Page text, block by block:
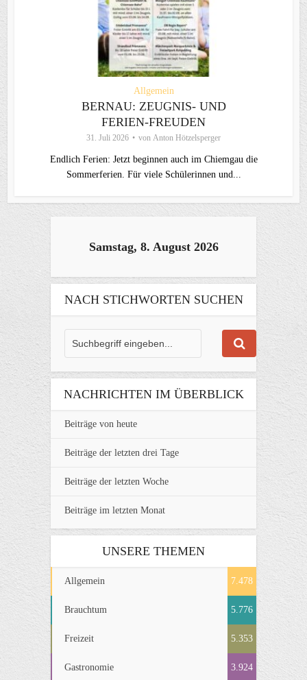
Allgemein
BERNAU: ZEUGNIS- UND
FERIEN-FREUDEN
31. Juli 2026 von Anton Hötzelsperger
Endlich Ferien: Jetzt beginnen auch im Chiemgau die
Sommerferien. Für viele Schülerinnen und...
Samstag, 8. August 2026
NACH STICHWORTEN SUCHEN
NACHRICHTEN IM ÜBERBLICK
Beiträge von heute
Beiträge der letzten drei Tage
Beiträge der letzten Woche
Beiträge im letzten Monat
UNSERE THEMEN
Allgemein 7.478
Brauchtum 5.776
Freizeit 5.353
Gastronomie 3.924